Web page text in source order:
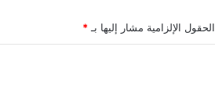
الحقول الإلزامية مشار إليها بـ*